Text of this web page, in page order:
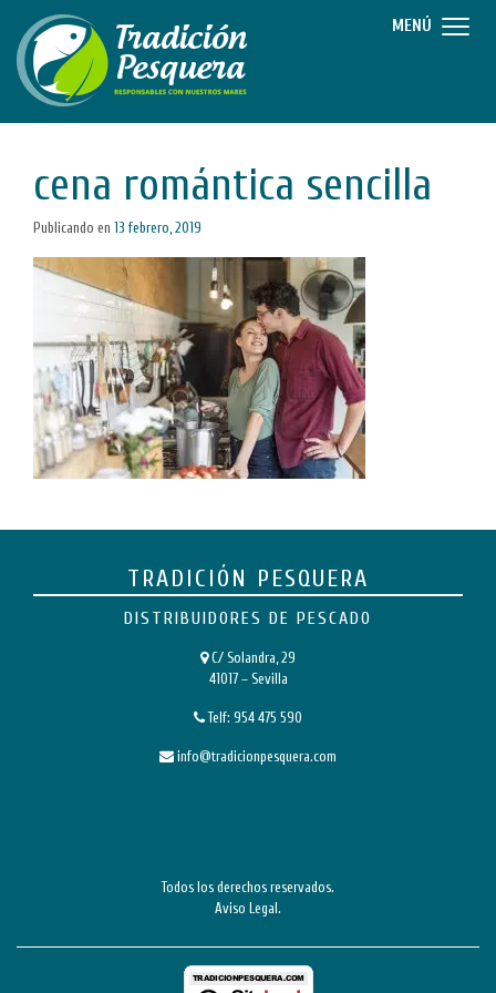
cena romántica sencilla
Publicando en 13 febrero, 2019
TRADICIÓN PESQUERA
DISTRIBUIDORES DE PESCADO
C/ Solandra, 29
41017 – Sevilla
Telf: 954 475 590
info@tradicionpesquera.com
Todos los derechos reservados.
Aviso Legal .
MENÚ